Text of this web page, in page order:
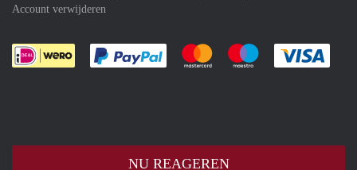
NU REAGEREN
Account verwijderen
Je rekent gemakkelijk af met Paypal
Je rekent gemakkelijk af met
Je rekent